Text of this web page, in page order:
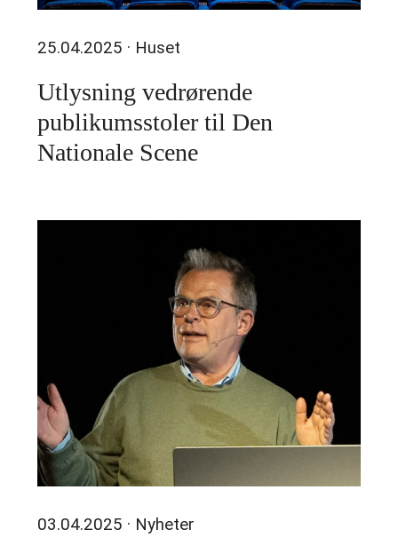
25.04.2025 · Huset
Utlysning vedrørende
publikumsstoler til Den
Nationale Scene
03.04.2025 · Nyheter